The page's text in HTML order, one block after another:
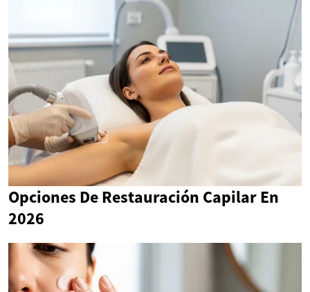
Opciones De Restauración Capilar En
2026